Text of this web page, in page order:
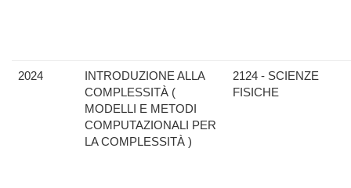
2024
INTRODUZIONE ALLA
COMPLESSITÀ (
MODELLI E METODI
COMPUTAZIONALI PER
LA COMPLESSITÀ )
2124 - SCIENZE
FISICHE